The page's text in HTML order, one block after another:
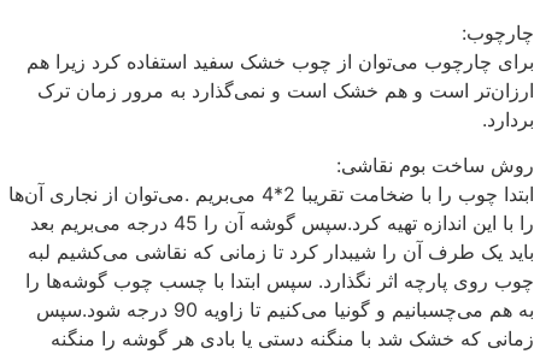
چارچوب:
برای چارچوب می‌توان از چوب خشک سفید استفاده کرد زیرا هم
ارزان‌تر است و هم خشک است و نمی‌گذارد به مرور زمان ترک
بردارد.
روش ساخت بوم نقاشی:
ابتدا چوب را با ضخامت تقریبا 2*4 می‌بریم .می‌توان از نجاری آن‌ها
را با این اندازه تهیه کرد.سپس گوشه آن را 45 درجه می‌بریم بعد
باید یک طرف آن را شیبدار کرد تا زمانی که نقاشی می‌کشیم لبه
چوب روی پارچه اثر نگذارد. سپس ابتدا با چسب چوب گوشه‌ها را
به هم می‌چسبانیم و گونیا می‌کنیم تا زاویه 90 درجه شود.سپس
زمانی که خشک شد با منگنه دستی یا بادی هر گوشه را منگنه